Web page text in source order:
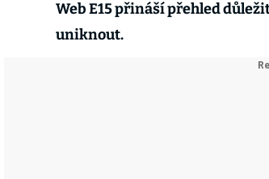
Web E15 přináší přehled
uniknout.